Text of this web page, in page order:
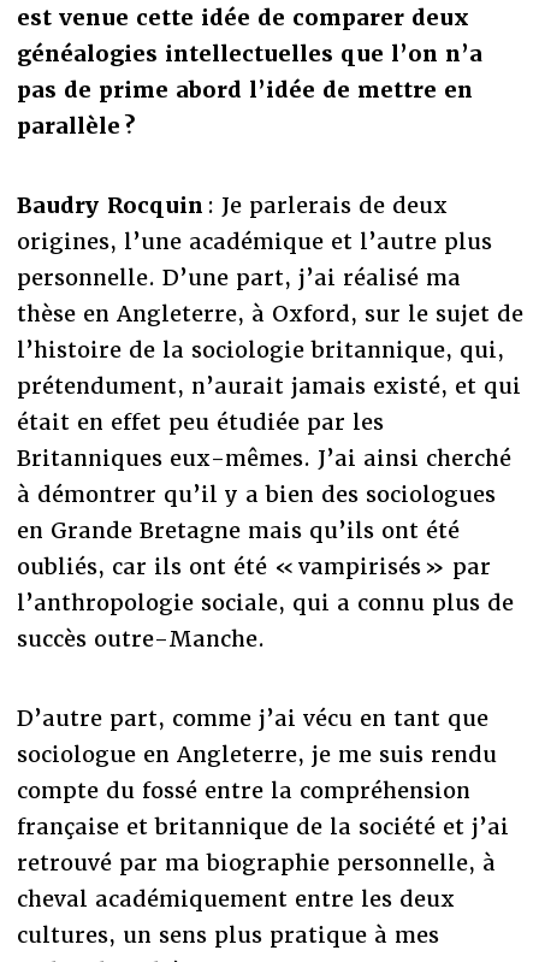
est venue cette idée de comparer deux
généalogies intellectuelles que l’on n’a
pas de prime abord l’idée de mettre en
parallèle ?
Baudry Rocquin : Je parlerais de deux
origines, l’une académique et l’autre plus
personnelle. D’une part, j’ai réalisé ma
thèse en Angleterre, à Oxford, sur le sujet de
l’histoire de la sociologie britannique, qui,
prétendument, n’aurait jamais existé, et qui
était en effet peu étudiée par les
Britanniques eux-mêmes. J’ai ainsi cherché
à démontrer qu’il y a bien des sociologues
en Grande Bretagne mais qu’ils ont été
oubliés, car ils ont été « vampirisés » par
l’anthropologie sociale, qui a connu plus de
succès outre-Manche.
D’autre part, comme j’ai vécu en tant que
sociologue en Angleterre, je me suis rendu
compte du fossé entre la compréhension
française et britannique de la société et j’ai
retrouvé par ma biographie personnelle, à
cheval académiquement entre les deux
cultures, un sens plus pratique à mes